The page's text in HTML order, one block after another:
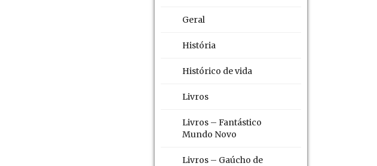
Geral
História
Histórico de vida
Livros
Livros – Fantástico
Mundo Novo
Livros – Gaúcho de